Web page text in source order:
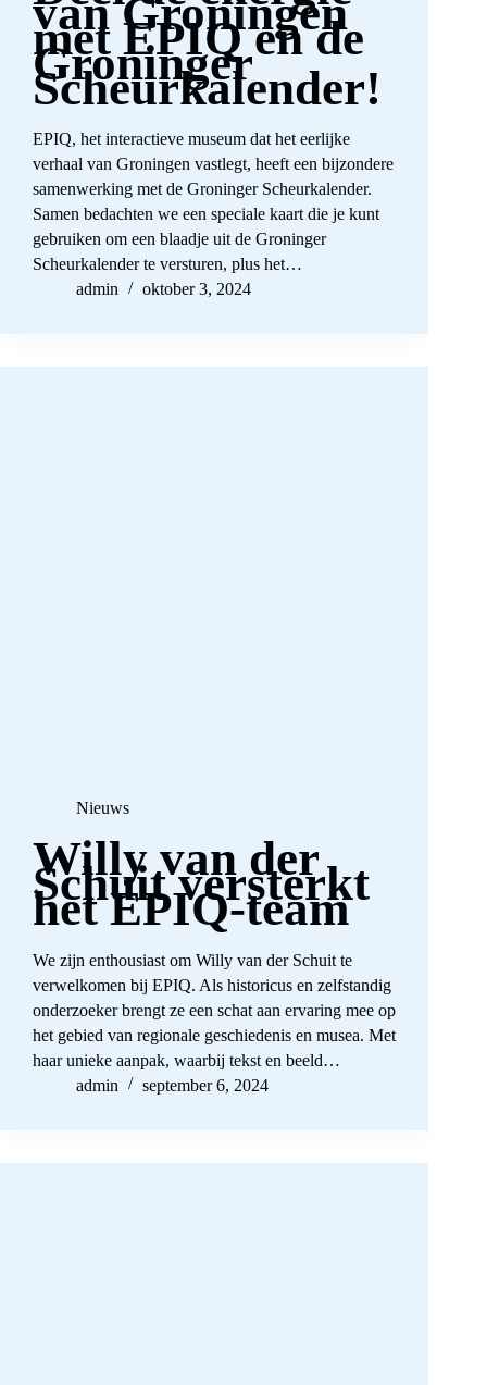
van Groningen
met EPIQ en de
Groninger
Scheurkalender!
EPIQ, het interactieve museum dat het eerlijke
verhaal van Groningen vastlegt, heeft een bijzondere
samenwerking met de Groninger Scheurkalender.
Samen bedachten we een speciale kaart die je kunt
gebruiken om een blaadje uit de Groninger
Scheurkalender te versturen, plus het…
admin
oktober 3, 2024
Nieuws
Willy van der
Schuit versterkt
het EPIQ-team
We zijn enthousiast om Willy van der Schuit te
verwelkomen bij EPIQ. Als historicus en zelfstandig
onderzoeker brengt ze een schat aan ervaring mee op
het gebied van regionale geschiedenis en musea. Met
haar unieke aanpak, waarbij tekst en beeld…
admin
september 6, 2024